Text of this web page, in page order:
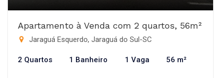
Apartamento à Venda com 2 quartos, 56m²
Jaraguá Esquerdo, Jaraguá do Sul-SC
2 Quartos 1 Banheiro 1 Vaga 56 m²